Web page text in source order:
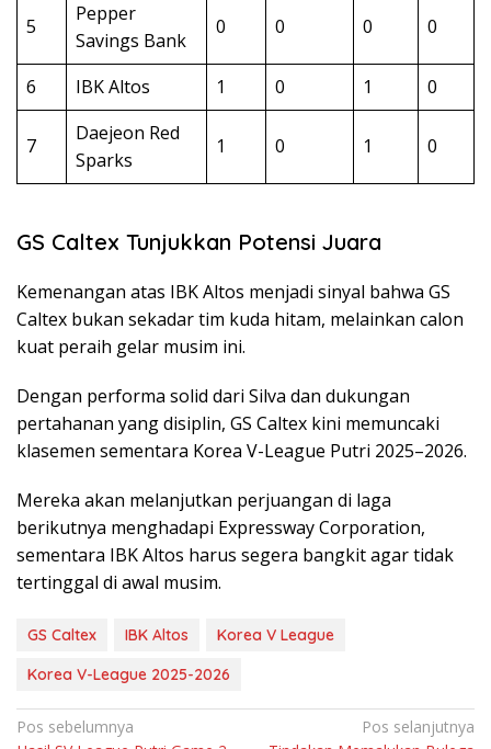
5
Pepper
Savings Bank
0 0 0 0
6 IBK Altos 1 0 1 0
7
Daejeon Red
Sparks
1 0 1 0
GS Caltex Tunjukkan Potensi Juara
Kemenangan atas IBK Altos menjadi sinyal bahwa GS
Caltex bukan sekadar tim kuda hitam, melainkan calon
kuat peraih gelar musim ini.
Dengan performa solid dari Silva dan dukungan
pertahanan yang disiplin, GS Caltex kini memuncaki
klasemen sementara Korea V-League Putri 2025–2026.
Mereka akan melanjutkan perjuangan di laga
berikutnya menghadapi Expressway Corporation,
sementara IBK Altos harus segera bangkit agar tidak
tertinggal di awal musim.
GS Caltex IBK Altos
Korea V League
Korea V-League 2025-2026
Navigasi
Pos sebelumnya
Pos selanjutnya